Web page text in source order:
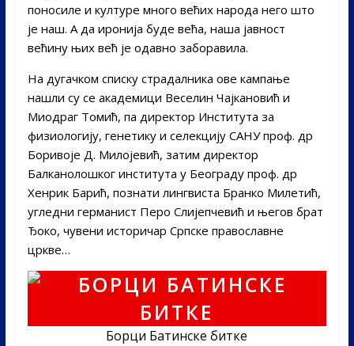
поносиле и културе много већих народа него што
је наш. А да иронија буде већа, наша јавност
већину њих већ је одавно заборавила.
На дугачком списку страдалника ове кампање
нашли су се академици Веселин Чајкановић и
Миодраг Томић, па директор Института за
физиологију, генетику и селекцију САНУ проф. др
Боривоје Д. Милојевић, затим директор
Балканолошког института у Београду проф. др
Хенрик Барић, познати лингвиста Бранко Милетић,
угледни германист Перо Слијепчевић и његов брат
Ђоко, чувени историчар Српске православне
цркве…
Борци Батинске битке